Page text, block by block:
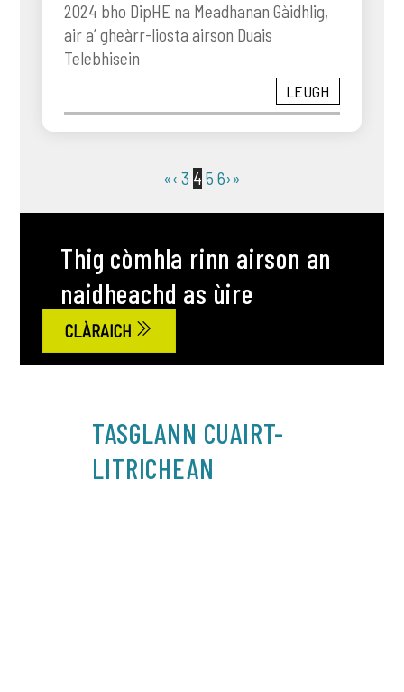
2024 bho DipHE na Meadhanan Gàidhlig,
air a’ gheàrr-liosta airson Duais
Telebhisein
LEUGH
«‹ 3 4 5 6›»
Thig còmhla rinn airson an
naidheachd as ùire
CLÀRAICH
TASGLANN CUAIRT-
LITRICHEAN